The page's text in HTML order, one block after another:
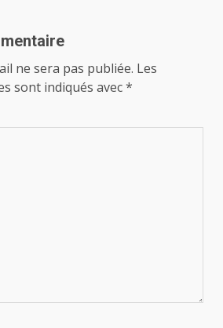
ne sera pas publiée. Les
sont indiqués avec*